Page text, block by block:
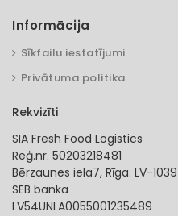
Informācija
Sīkfailu iestatījumi
Privātuma politika
Rekvizīti
SIA Fresh Food Logistics
Reģ.nr. 50203218481
Bērzaunes iela7, Rīga. LV-1039
SEB banka
LV54UNLA0055001235489